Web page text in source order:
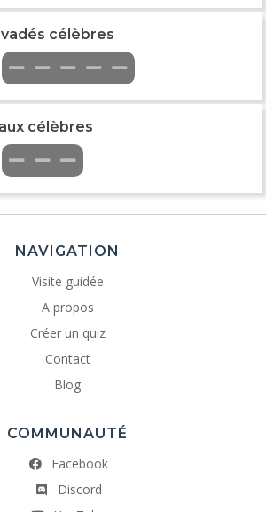
célèbres
célèbres
NAVIGATION
Visite guidée
A propos
Créer un quiz
Contact
Blog
COMMUNAUTÉ
Facebook
Discord